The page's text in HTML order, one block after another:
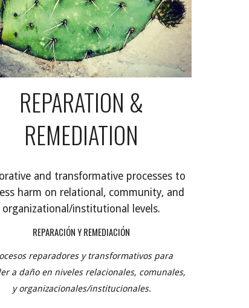
REPARATION &
REMEDIATION
and transformative processes to
harm on relational, community, and
organizational/institutional levels.
REPARACIÓN Y REMEDIACIÓN
reparadores y transformativos para
a daño en niveles relacionales, comunales,
y organizacionales/institucionales.